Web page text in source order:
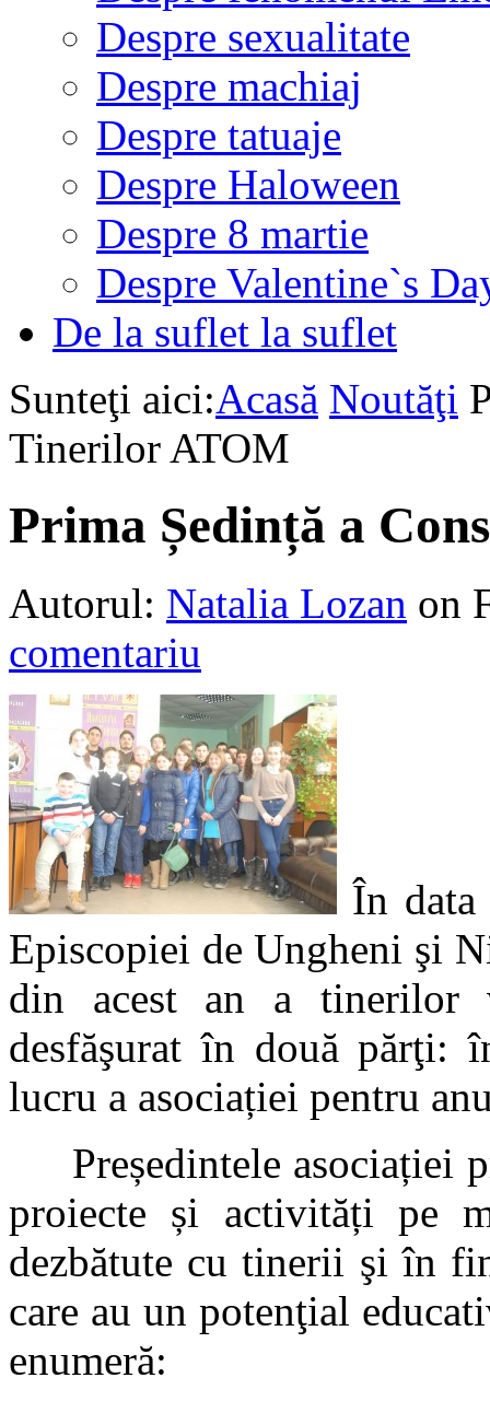
Despre sexualitate
Despre machiaj
Despre tatuaje
Despre Haloween
Despre 8 martie
Despre Valentine`s
De la suflet la suflet
Sunteţi aici:Acasă Noutăţi
Tinerilor ATOM
Prima Ședință a
Autorul: Natalia Lozan on
comentariu
În
Episcopiei de Ungheni şi
din acest an a tinerilor
desfăşurat în două părţi:
lucru a asociației pentru
Președintele asociației
proiecte și activități pe
dezbătute cu tinerii şi în
care au un potenţial
enumeră: